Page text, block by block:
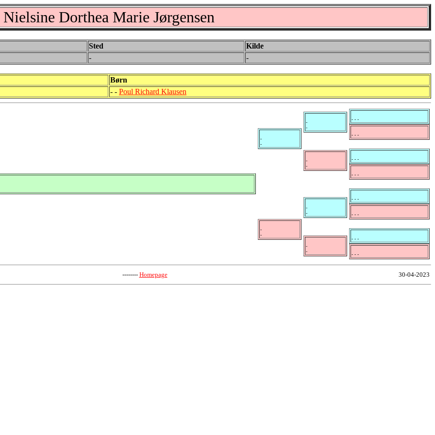
Nielsine Dorthea Marie Jørgensen
Sted
Kilde
- -
Børn
- - Poul Richard Klausen
-
-
-
-
-
-
-
-
-
-
-
-
- - -
- - -
- - -
- - -
- - -
- - -
- - -
- - -
-------- Homepage 30-04-2023